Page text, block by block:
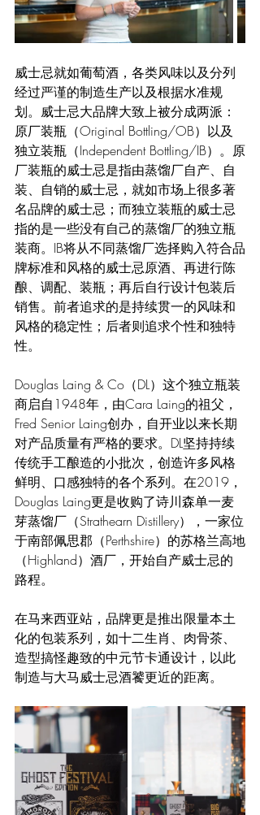
威士忌就如葡萄酒，各类风味以及分列
经过严谨的制造生产以及根据水准规
划。威士忌大品牌大致上被分成两派：
原厂装瓶（Original Bottling/OB）以及
独立装瓶（Independent Bottling/IB）。原
厂装瓶的威士忌是指由蒸馏厂自产、自
装、自销的威士忌，就如市场上很多著
名品牌的威士忌；而独立装瓶的威士忌
指的是一些没有自己的蒸馏厂的独立瓶
装商。IB将从不同蒸馏厂选择购入符合品
牌标准和风格的威士忌原酒、再进行陈
酿、调配、装瓶；再后自行设计包装后
销售。前者追求的是持续贯一的风味和
风格的稳定性；后者则追求个性和独特
性。
Douglas Laing & Co（DL）这个独立瓶装
商启自1948年，由Cara Laing的祖父，
Fred Senior Laing创办，自开业以来长期
对产品质量有严格的要求。DL坚持持续
传统手工酿造的小批次，创造许多风格
鲜明、口感独特的各个系列。在2019，
Douglas Laing更是收购了诗川森单一麦
芽蒸馏厂（Strathearn Distillery），一家位
于南部佩思郡（Perthshire）的苏格兰高地
（Highland）酒厂，开始自产威士忌的
路程。
在马来西亚站，品牌更是推出限量本土
化的包装系列，如十二生肖、肉骨茶、
造型搞怪趣致的中元节卡通设计，以此
制造与大马威士忌酒饕更近的距离。